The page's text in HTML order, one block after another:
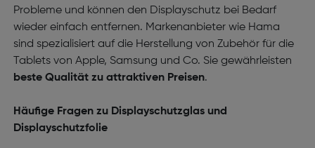
Probleme und können den Displayschutz bei Bedarf
wieder einfach entfernen. Markenanbieter wie Hama
sind spezialisiert auf die Herstellung von Zubehör für die
Tablets von Apple, Samsung und Co. Sie gewährleisten
beste Qualität zu attraktiven Preisen.
Häufige Fragen zu Displayschutzglas und
Displayschutzfolie